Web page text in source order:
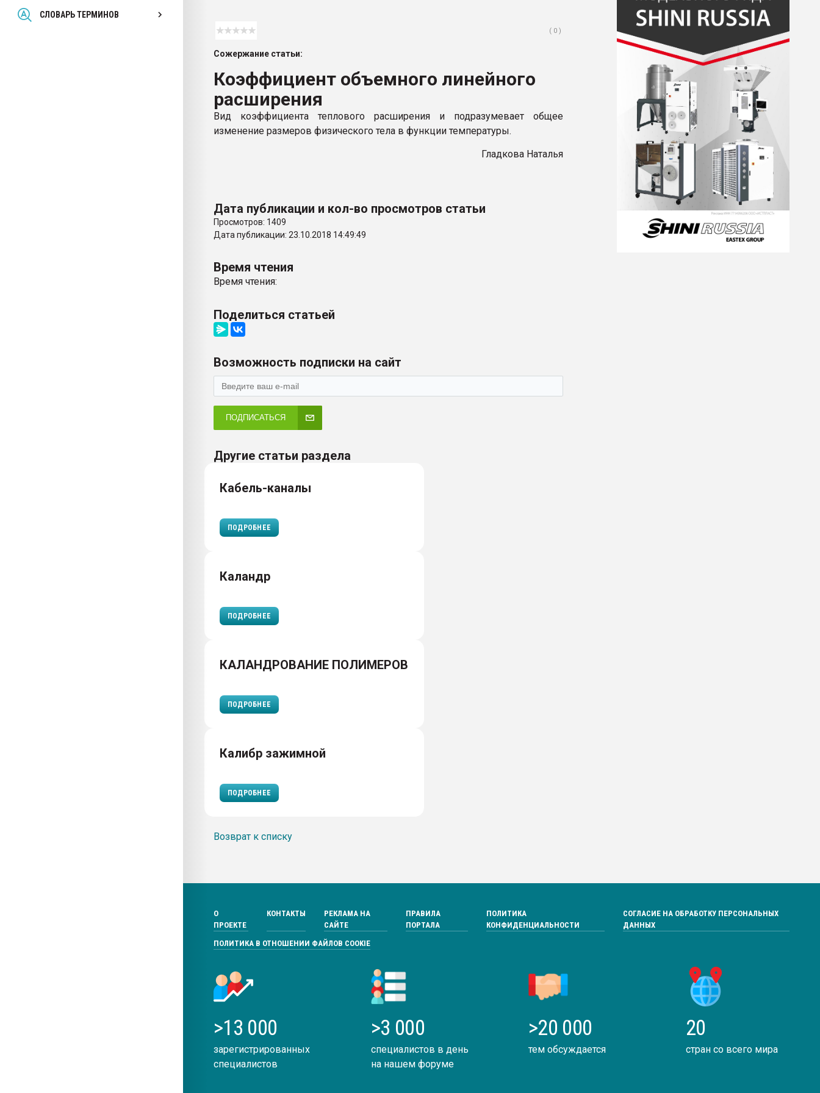
СЛОВАРЬ ТЕРМИНОВ
ПЕРЕЙТИ НА ФОРУМ
( 0 )
Сожержание статьи:
Коэффициент объемного линейного
расширения
Вид коэффициента теплового расширения и подразумевает общее
изменение размеров физического тела в функции температуры.
Гладкова Наталья
Дата публикации и кол-во просмотров статьи
Просмотров: 1409
Дата публикации: 23.10.2018 14:49:49
Время чтения
Время чтения:
Поделиться статьей
Возможность подписки на сайт
ПОДПИСАТЬСЯ
Другие статьи раздела
Кабель-каналы
ПОДРОБНЕЕ
Каландр
ПОДРОБНЕЕ
КАЛАНДРОВАНИЕ ПОЛИМЕРОВ
ПОДРОБНЕЕ
Калибр зажимной
ПОДРОБНЕЕ
Возврат к списку
О
ПРОЕКТЕ
КОНТАКТЫ
РЕКЛАМА НА
САЙТЕ
ПРАВИЛА
ПОРТАЛА
ПОЛИТИКА
КОНФИДЕНЦИАЛЬНОСТИ
СОГЛАСИЕ НА ОБРАБОТКУ ПЕРСОНАЛЬНЫХ
ДАННЫХ
ПОЛИТИКА В ОТНОШЕНИИ ФАЙЛОВ COOKIE
>13 000
зарегистрированных
специалистов
>3 000
специалистов в день
на нашем форуме
>20 000
тем обсуждается
20
стран со всего мира